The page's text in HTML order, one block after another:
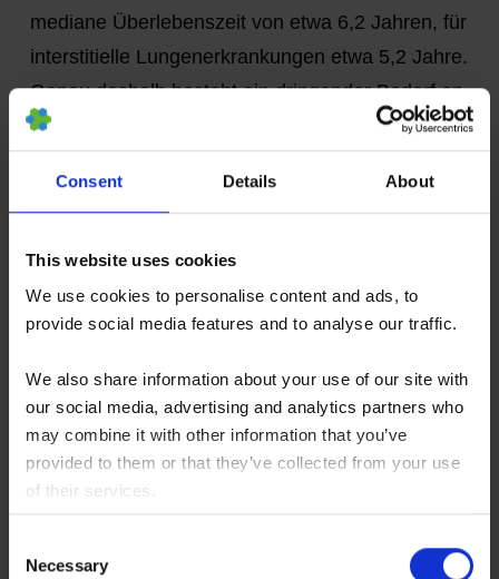
Consent Details About
This website uses cookies
We use cookies to personalise content and ads, to
provide social media features and to analyse our traffic.
We also share information about your use of our site with
our social media, advertising and analytics partners who
may combine it with other information that you’ve
provided to them or that they’ve collected from your use
of their services.
You consent to our cookies if you continue to use our
Selection
Necessary
mediane Überlebenszeit von etwa 6,2 Jahren, für
interstitielle Lungenerkrankungen etwa 5,2 Jahre.
Genau deshalb besteht ein dringender Bedarf an
Therapien, die früher ansetzen, Progression
bremsen, Gewebe schützen und eine
Transplantation möglichst hinauszögern oder
Idiopathische pulmonale Fibrose und andere
progressive fibrosierende interstitielle
fehlgeleitete Reparaturreaktion des
Lungengewebes gekennzeichnet. Wiederholte
mikroskopische Schädigungen des
Alveolarepithels führen zu epithelialer
Myofibroblasten, überschießender extrazellulärer